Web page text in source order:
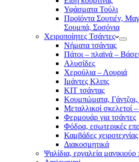
Υφάσματα Τούλι
Προϊόντα Σουτιέν,
Σουμπά, Σοσόνια
Χειροποίητες Τσάντες
Νήματα τσάντας
Πάτοι – πλαϊνά –
Αλυσίδες
Χερούλια – Λουριά
Ιμάντες Κλιπς
ΚΙΤ τσάντας
Κουμπώματα,
Μεταλλικοί σκελετοί
Φερμουάρ για τσάντες
Φόδρα, εσωτερικές
Καμβάδες χειροτεχνίας
Διακοσμητικά
Ψαλίδια, εργαλεία μανικιούρ